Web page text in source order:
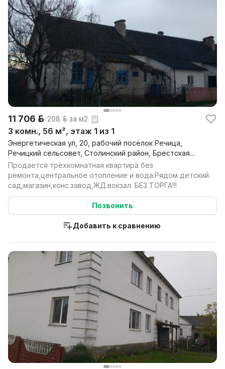
11 706 р. 208 р. за м2
3 комн., 56 м², этаж 1 из 1
Энергетическая ул, 20, рабочий посёлок Речица,
Речицкий сельсовет, Столинский район, Брестская
обл.
Продается трёхкомнатная квартира без
ремонта,центральное отопление и вода.Рядом детский
сад,магазин,конс.завод,ЖД.вокзал. БЕЗ ТОРГА!!!
Позвонить
Добавить к сравнению